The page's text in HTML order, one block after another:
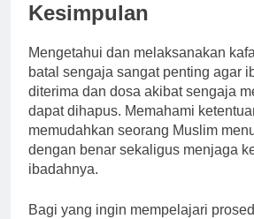
Kesimpulan
Mengetahui dan melaksanakan
batal sengaja sangat penting agar
diterima dan dosa akibat sengaja
dapat dihapus. Memahami
memudahkan seorang Muslim
dengan benar sekaligus menjaga
ibadahnya.
Bagi yang ingin mempelajari